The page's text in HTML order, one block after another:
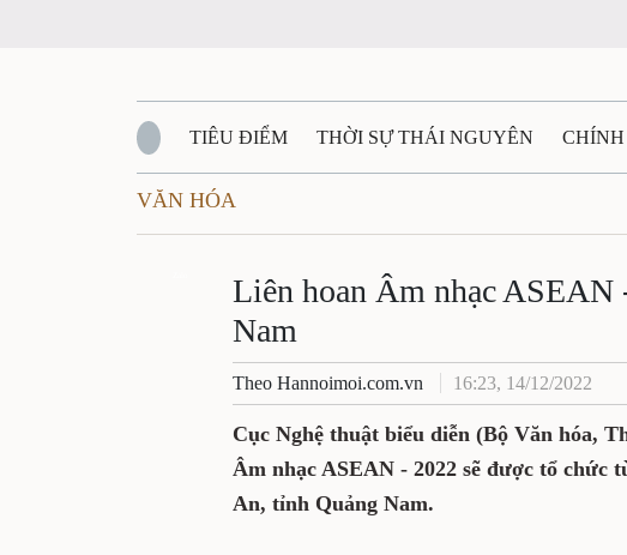
TIÊU ĐIỂM THỜI SỰ THÁI NGUYÊN
QUỐC PHÒNG - AN NINH
QUÊ HƯƠNG - ĐẤT NƯỚC QUỐC TẾ TÀI
VĂN HÓA
Liên hoan Âm nhạc
Quảng Nam
Theo Hannoimoi.com.vn 16:23, 14/12/2022
Cục Nghệ thuật biểu diễn (Bộ
tin, Liên hoan Âm nhạc ASEAN -
24-12, tại thành phố Hội An, tỉnh